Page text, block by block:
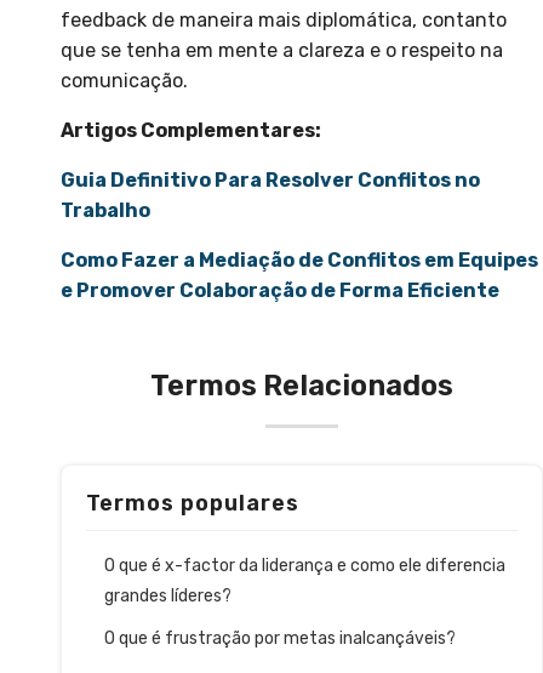
feedback de maneira mais diplomática, contanto
que se tenha em mente a clareza e o respeito na
comunicação.
Artigos Complementares:
Guia Definitivo Para Resolver Conflitos no
Trabalho
Como Fazer a Mediação de Conflitos em Equipes
e Promover Colaboração de Forma Eficiente
Termos Relacionados
Termos populares
O que é x-factor da liderança e como ele diferencia
grandes líderes?
O que é frustração por metas inalcançáveis?